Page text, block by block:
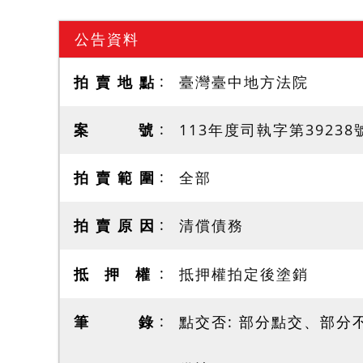
公告資料
拍 賣 地 點 臺灣臺中地方法院
案 號 113年度司執字第39238
拍 賣 範 圍 全部
拍 賣 原 因 清償債務
抵 押 權 抵押權拍定後塗銷
筆 錄 點交否: 部分點交、部分